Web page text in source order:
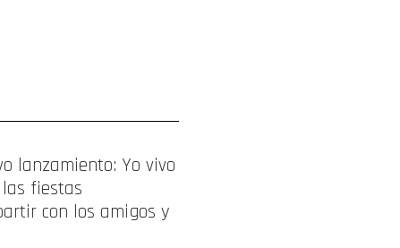
lanzamiento: Yo vivo
fiestas
con los amigos y